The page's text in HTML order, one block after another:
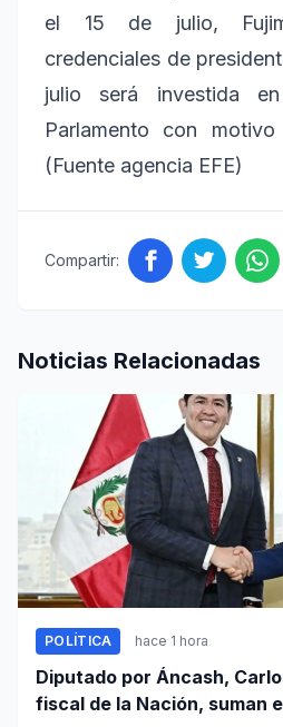
el 15 de julio,
credenciales de
julio será investida
Parlamento con
(Fuente agencia EFE)
Compartir:
Noticias Relacionadas
POLÍTICA hace 1 hora
Diputado por Áncash,
fiscal de la Nación, suman